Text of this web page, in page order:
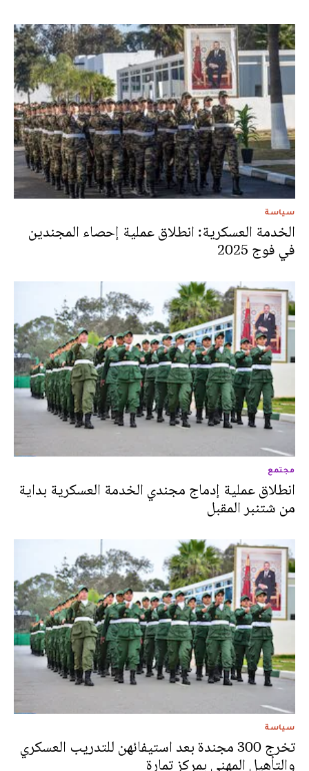
سياسة
الخدمة العسكرية: انطلاق عملية إحصاء المجندين
في فوج 2025
مجتمع
انطلاق عملية إدماج مجندي الخدمة العسكرية بداية
من شتنبر المقبل
سياسة
تخرج 300 مجندة بعد استيفائهن للتدريب العسكري
والتأهيل المهني بمركز تمارة